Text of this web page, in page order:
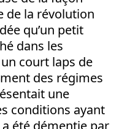
de la révolution
qu’un petit
dans les
court laps de
des régimes
une
conditions ayant